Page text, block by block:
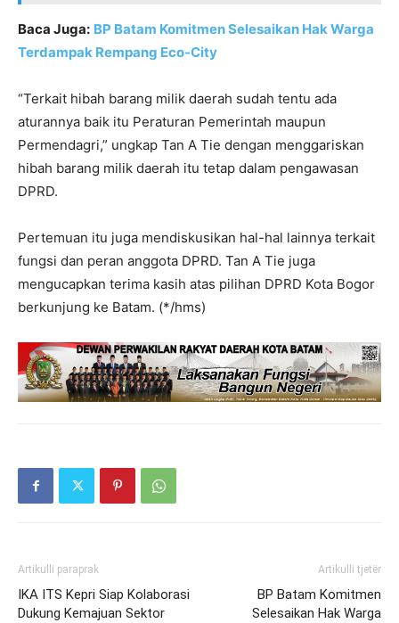
Baca Juga: BP Batam Komitmen Selesaikan Hak Warga
Terdampak Rempang Eco-City
“Terkait hibah barang milik daerah sudah tentu ada
aturannya baik itu Peraturan Pemerintah maupun
Permendagri,” ungkap Tan A Tie dengan menggariskan
hibah barang milik daerah itu tetap dalam pengawasan
DPRD.
Pertemuan itu juga mendiskusikan hal-hal lainnya terkait
fungsi dan peran anggota DPRD. Tan A Tie juga
mengucapkan terima kasih atas pilihan DPRD Kota Bogor
berkunjung ke Batam. (*/hms)
Artikulli paraprak
IKA ITS Kepri Siap Kolaborasi
Dukung Kemajuan Sektor
Artikulli tjetër
BP Batam Komitmen
Selesaikan Hak Warga